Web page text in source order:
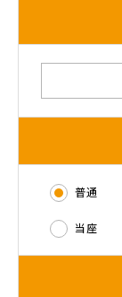
普通
当座